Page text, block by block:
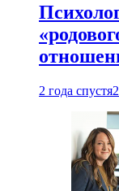
2 года спустя